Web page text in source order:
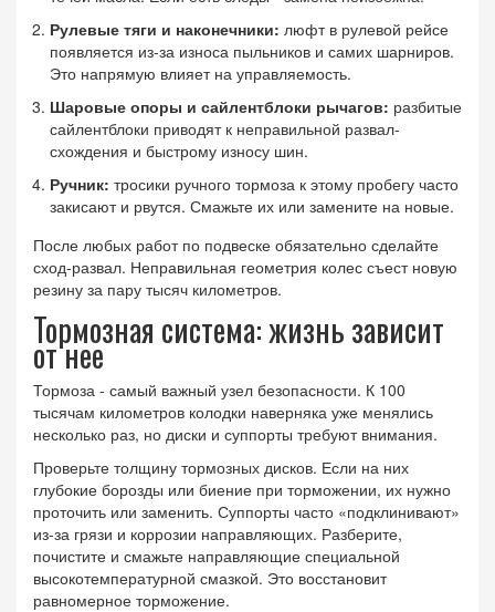
Рулевые тяги и наконечники: люфт в рулевой рейсе
появляется из-за износа пыльников и самих шарниров.
Это напрямую влияет на управляемость.
Шаровые опоры и сайлентблоки рычагов: разбитые
сайлентблоки приводят к неправильной развал-
схождения и быстрому износу шин.
Ручник: тросики ручного тормоза к этому пробегу часто
закисают и рвутся. Смажьте их или замените на новые.
После любых работ по подвеске обязательно сделайте
сход-развал. Неправильная геометрия колес съест новую
резину за пару тысяч километров.
Тормозная система: жизнь зависит
от нее
Тормоза - самый важный узел безопасности. К 100
тысячам километров колодки наверняка уже менялись
несколько раз, но диски и суппорты требуют внимания.
Проверьте толщину тормозных дисков. Если на них
глубокие борозды или биение при торможении, их нужно
проточить или заменить. Суппорты часто «подклинивают»
из-за грязи и коррозии направляющих. Разберите,
почистите и смажьте направляющие специальной
высокотемпературной смазкой. Это восстановит
равномерное торможение.